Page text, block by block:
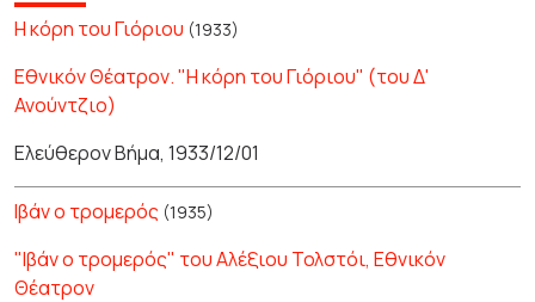
Η κόρη του Γιόριου (1933)
Εθνικόν Θέατρον. "Η κόρη του Γιόριου" (του Δ'
Ανούντζιο)
Ελεύθερον Βήμα, 1933/12/01
Ιβάν ο τρομερός (1935)
"Ιβάν ο τρομερός" του Αλέξιου Τολστόι, Εθνικόν
Θέατρον